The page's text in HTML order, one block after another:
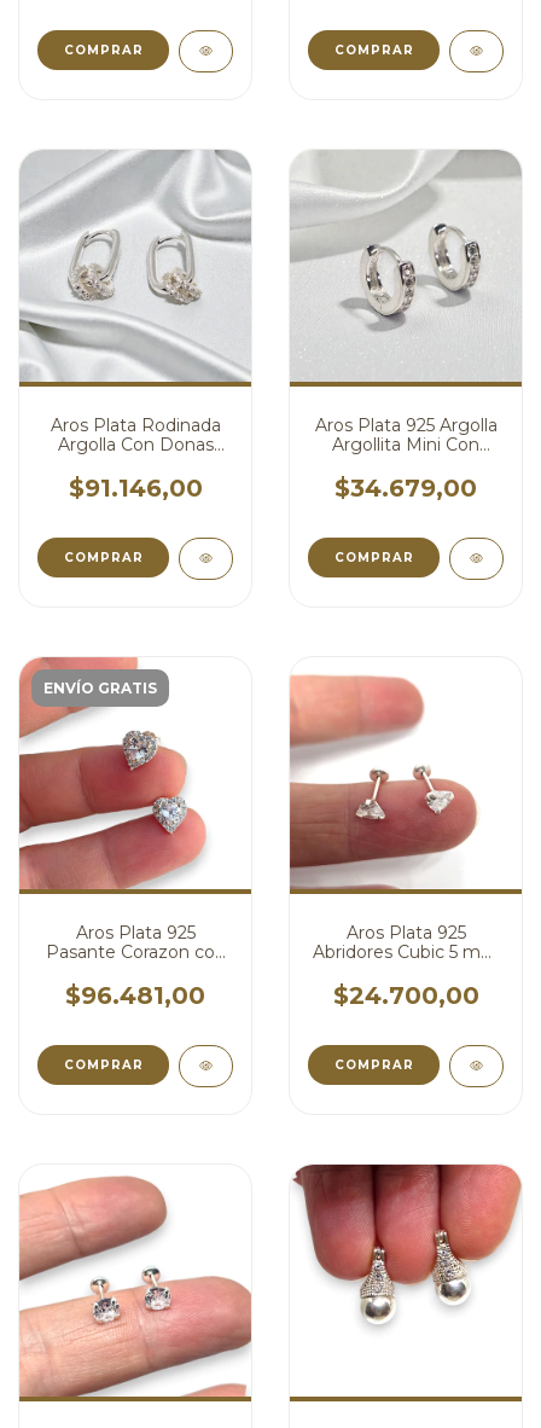
Aros Plata Rodinada
Argolla Con Donas
$91.146,00
Aros Plata 925 Argolla
Argollita Mini Con
$34.679,00
ENVÍO GRATIS
Aros Plata 925
Pasante Corazon con
$96.481,00
Aros Plata 925
Abridores Cubic 5 mm
$24.700,00